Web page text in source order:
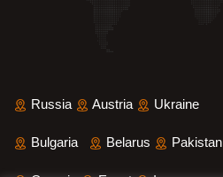
Russia Austria Ukraine
Bulgaria Belarus Pakistan